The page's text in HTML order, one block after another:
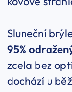
Sluneční
95%
zcela bez
dochází u